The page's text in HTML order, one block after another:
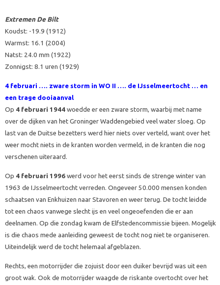
Extremen De Bilt
Koudst: -19.9 (1912)
Warmst: 16.1 (2004)
Natst: 24.0 mm (1922)
Zonnigst: 8.1 uren (1929)
4 februari …. zware storm in WO II …. de IJsselmeertocht … en
een trage dooiaanval
Op 4 februari 1944 woedde er een zware storm, waarbij met name
over de dijken van het Groninger Waddengebied veel water sloeg. Op
last van de Duitse bezetters werd hier niets over verteld, want over het
weer mocht niets in de kranten worden vermeld, in de kranten die nog
verschenen uiteraard.
Op 4 februari 1996 werd voor het eerst sinds de strenge winter van
1963 de IJsselmeertocht verreden. Ongeveer 50.000 mensen konden
schaatsen van Enkhuizen naar Stavoren en weer terug. De tocht leidde
tot een chaos vanwege slecht ijs en veel ongeoefenden die er aan
deelnamen. Op die zondag kwam de Elfstedencommissie bijeen. Mogelijk
is die chaos mede aanleiding geweest de tocht nog niet te organiseren.
Uiteindelijk werd de tocht helemaal afgeblazen.
Rechts, een motorrijder die zojuist door een duiker bevrijd was uit een
groot wak. Ook de motorrijder waagde de riskante overtocht over het